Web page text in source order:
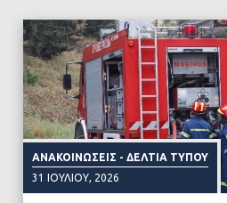
ΑΝΑΚΟΙΝΏΣΕΙΣ - ΔΕΛΤΊΑ ΤΎΠΟΥ
31 ΙΟΥΛΊΟΥ, 2026